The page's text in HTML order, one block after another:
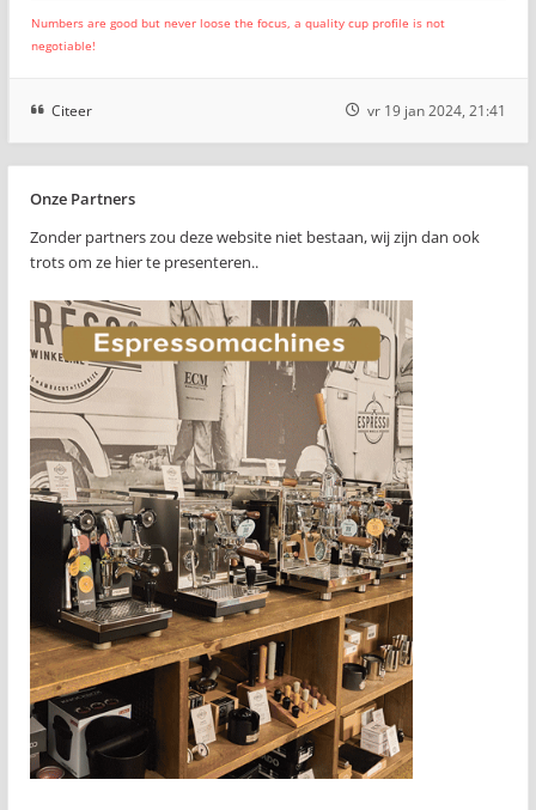
Numbers are good but never loose the focus, a quality cup profile is not
negotiable!
Citeer vr 19 jan 2024, 21:41
Onze Partners
Zonder partners zou deze website niet bestaan, wij zijn dan ook
trots om ze hier te presenteren..